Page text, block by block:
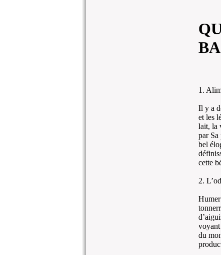
1.
Il y a
et les
lait, la
par Sa
bel
cette
2.
du